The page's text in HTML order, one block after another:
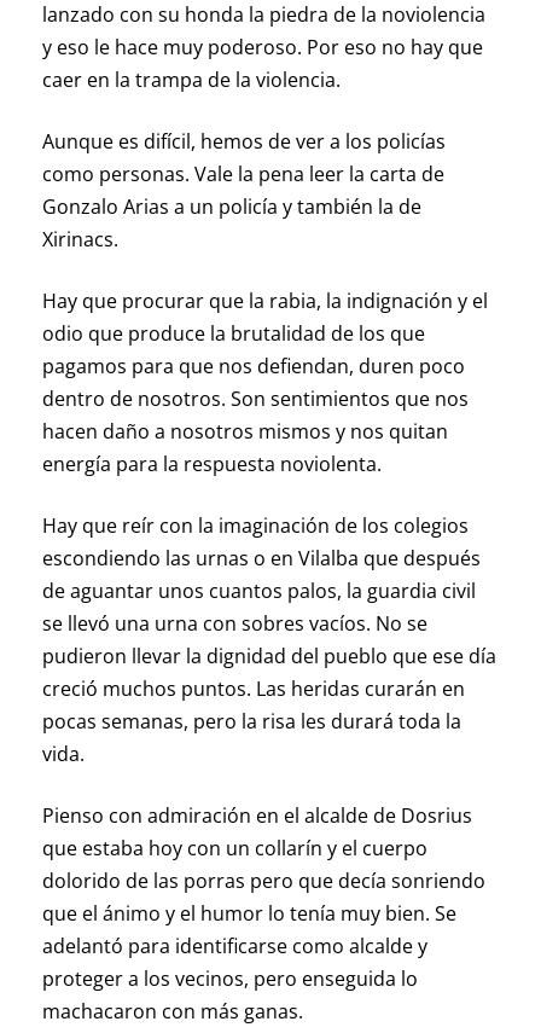
lanzado con su honda la piedra de la noviolencia
y eso le hace muy poderoso. Por eso no hay que
caer en la trampa de la violencia.
Aunque es difícil, hemos de ver a los policías
como personas. Vale la pena leer la carta de
Gonzalo Arias a un policía y también la de
Xirinacs.
Hay que procurar que la rabia, la indignación y el
odio que produce la brutalidad de los que
pagamos para que nos defiendan, duren poco
dentro de nosotros. Son sentimientos que nos
hacen daño a nosotros mismos y nos quitan
energía para la respuesta noviolenta.
Hay que reír con la imaginación de los colegios
escondiendo las urnas o en Vilalba que después
de aguantar unos cuantos palos, la guardia civil
se llevó una urna con sobres vacíos. No se
pudieron llevar la dignidad del pueblo que ese día
creció muchos puntos. Las heridas curarán en
pocas semanas, pero la risa les durará toda la
vida.
Pienso con admiración en el alcalde de Dosrius
que estaba hoy con un collarín y el cuerpo
dolorido de las porras pero que decía sonriendo
que el ánimo y el humor lo tenía muy bien. Se
adelantó para identificarse como alcalde y
proteger a los vecinos, pero enseguida lo
machacaron con más ganas.